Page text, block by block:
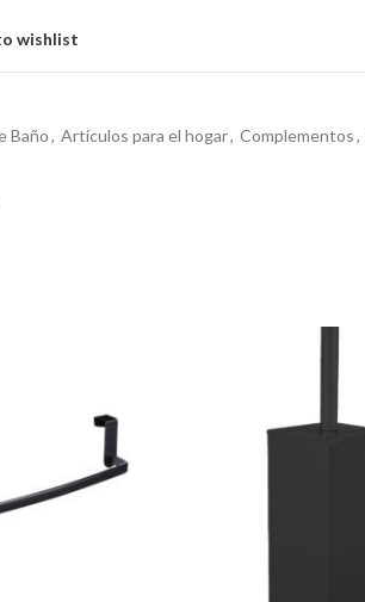
wishlist
Baño, Artículos para el hogar, Complementos,